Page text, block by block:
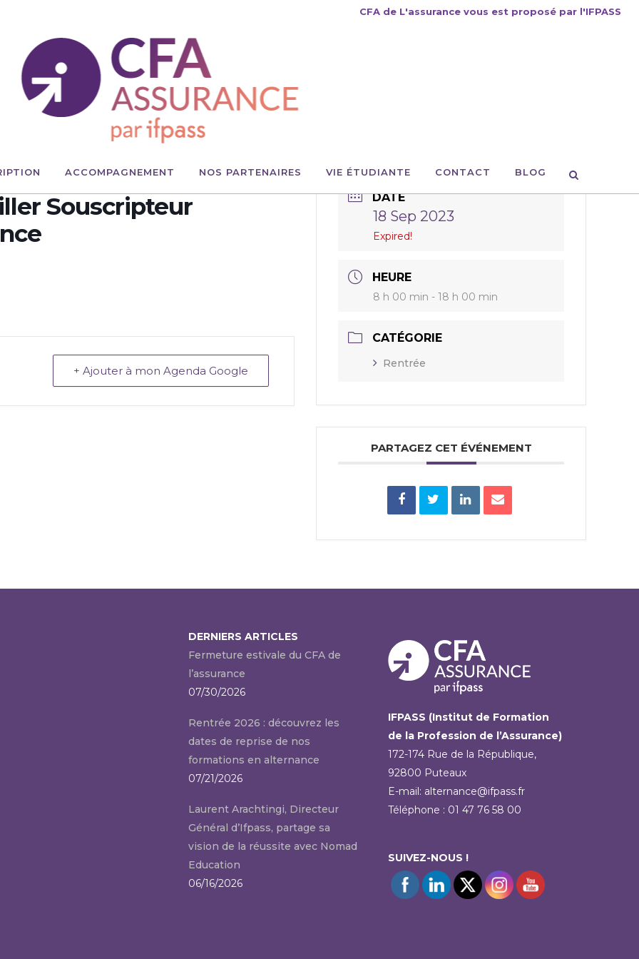
CFA de L'assurance vous est proposé par l'IFPASS
ACCOMPAGNEMENT NOS PARTENAIRES VIE ÉTUDIANTE CONTACT BLOG
Souscripteur
+ Ajouter à mon Agenda Google
DATE
18 Sep 2023
Expired!
HEURE
8 h 00 min - 18 h 00 min
CATÉGORIE
Rentrée
PARTAGEZ CET ÉVÉNEMENT
DERNIERS ARTICLES
Fermeture estivale du CFA de
l’assurance
07/30/2026
Rentrée 2026 : découvrez les
dates de reprise de nos
formations en alternance
07/21/2026
Laurent Arachtingi, Directeur
Général d’Ifpass, partage sa
vision de la réussite avec Nomad
Education
06/16/2026
IFPASS (Institut de Formation
de la Profession de l’Assurance)
172-174 Rue de la République,
92800 Puteaux
E-mail: alternance@ifpass.fr
Téléphone : 01 47 76 58 00
SUIVEZ-NOUS !